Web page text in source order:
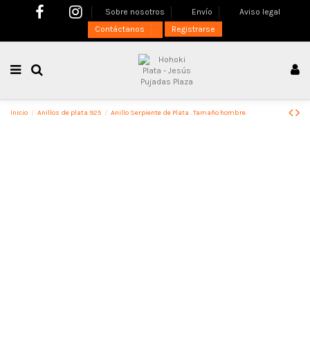
Sobre nosotros Envío
Aviso legal
Contáctanos
Registrarse
Inicio Anillos de plata 925 Anillo Serpiente de Plata . Tamaño hombre.